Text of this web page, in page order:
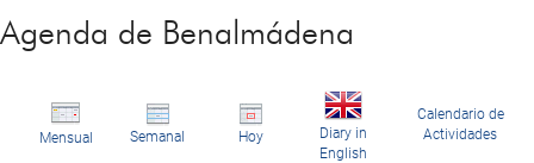
Agenda de Benalmádena
Mensual Semanal Hoy
Diary in
English
Calendario de
Actividades